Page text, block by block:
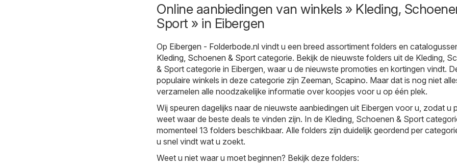
Online aanbiedingen van winkels » Kleding,
Sport » in Eibergen
Op Eibergen - Folderbode.nl vindt u een breed assortiment folders en
Kleding, Schoenen & Sport categorie. Bekijk de nieuwste folders uit de Kleding,
& Sport categorie in Eibergen, waar u de nieuwste promoties en kortingen vindt.
populaire winkels in deze categorie zijn Zeeman Scapino. Maar dat is nog niet
verzamelen alle noodzakelijke informatie over koopjes voor u op één plek.
Wij speuren dagelijks naar de nieuwste aanbiedingen uit Eibergen voor u, zodat u
weet waar de beste deals te vinden zijn. In de Kleding, Schoenen & Sport
momenteel 13 folders beschikbaar. Alle folders zijn duidelijk geordend per
u snel vindt wat u zoekt.
Weet u niet waar u moet beginnen? Bekijk deze folders: